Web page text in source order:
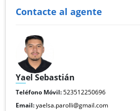
Contacte al agente
Yael Sebastián
Teléfono Móvil:523512250696
Email:yaelsa.parolli@gmail.com